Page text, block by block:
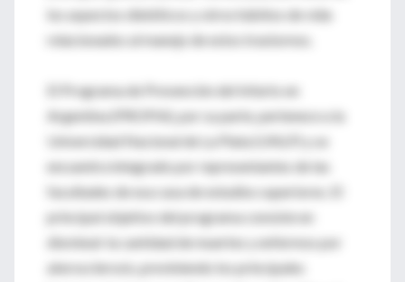
los aspectos dietéticos y otros hábitos de vida
relacionados al manejo de estos trastornos.
El Programa de Prevención del Infarto en
Argentina (PROPIA), por su parte, pertenece a la
Universidad Nacional de La Plata (UNLP) y se
encuentra integrado por representantes de las
facultades de esa casa de estudios superiores. El
principal objetivo del programa consiste en
disminuir la cantidad de muertes y enfermos por
aterosclerosis, previniendo los principales